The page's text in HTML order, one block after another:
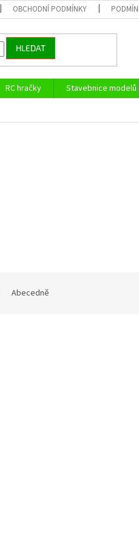
OBCHODNÍ PODMÍNKY
HLEDAT
RC hračky Stavebnice modelů
Abecedně